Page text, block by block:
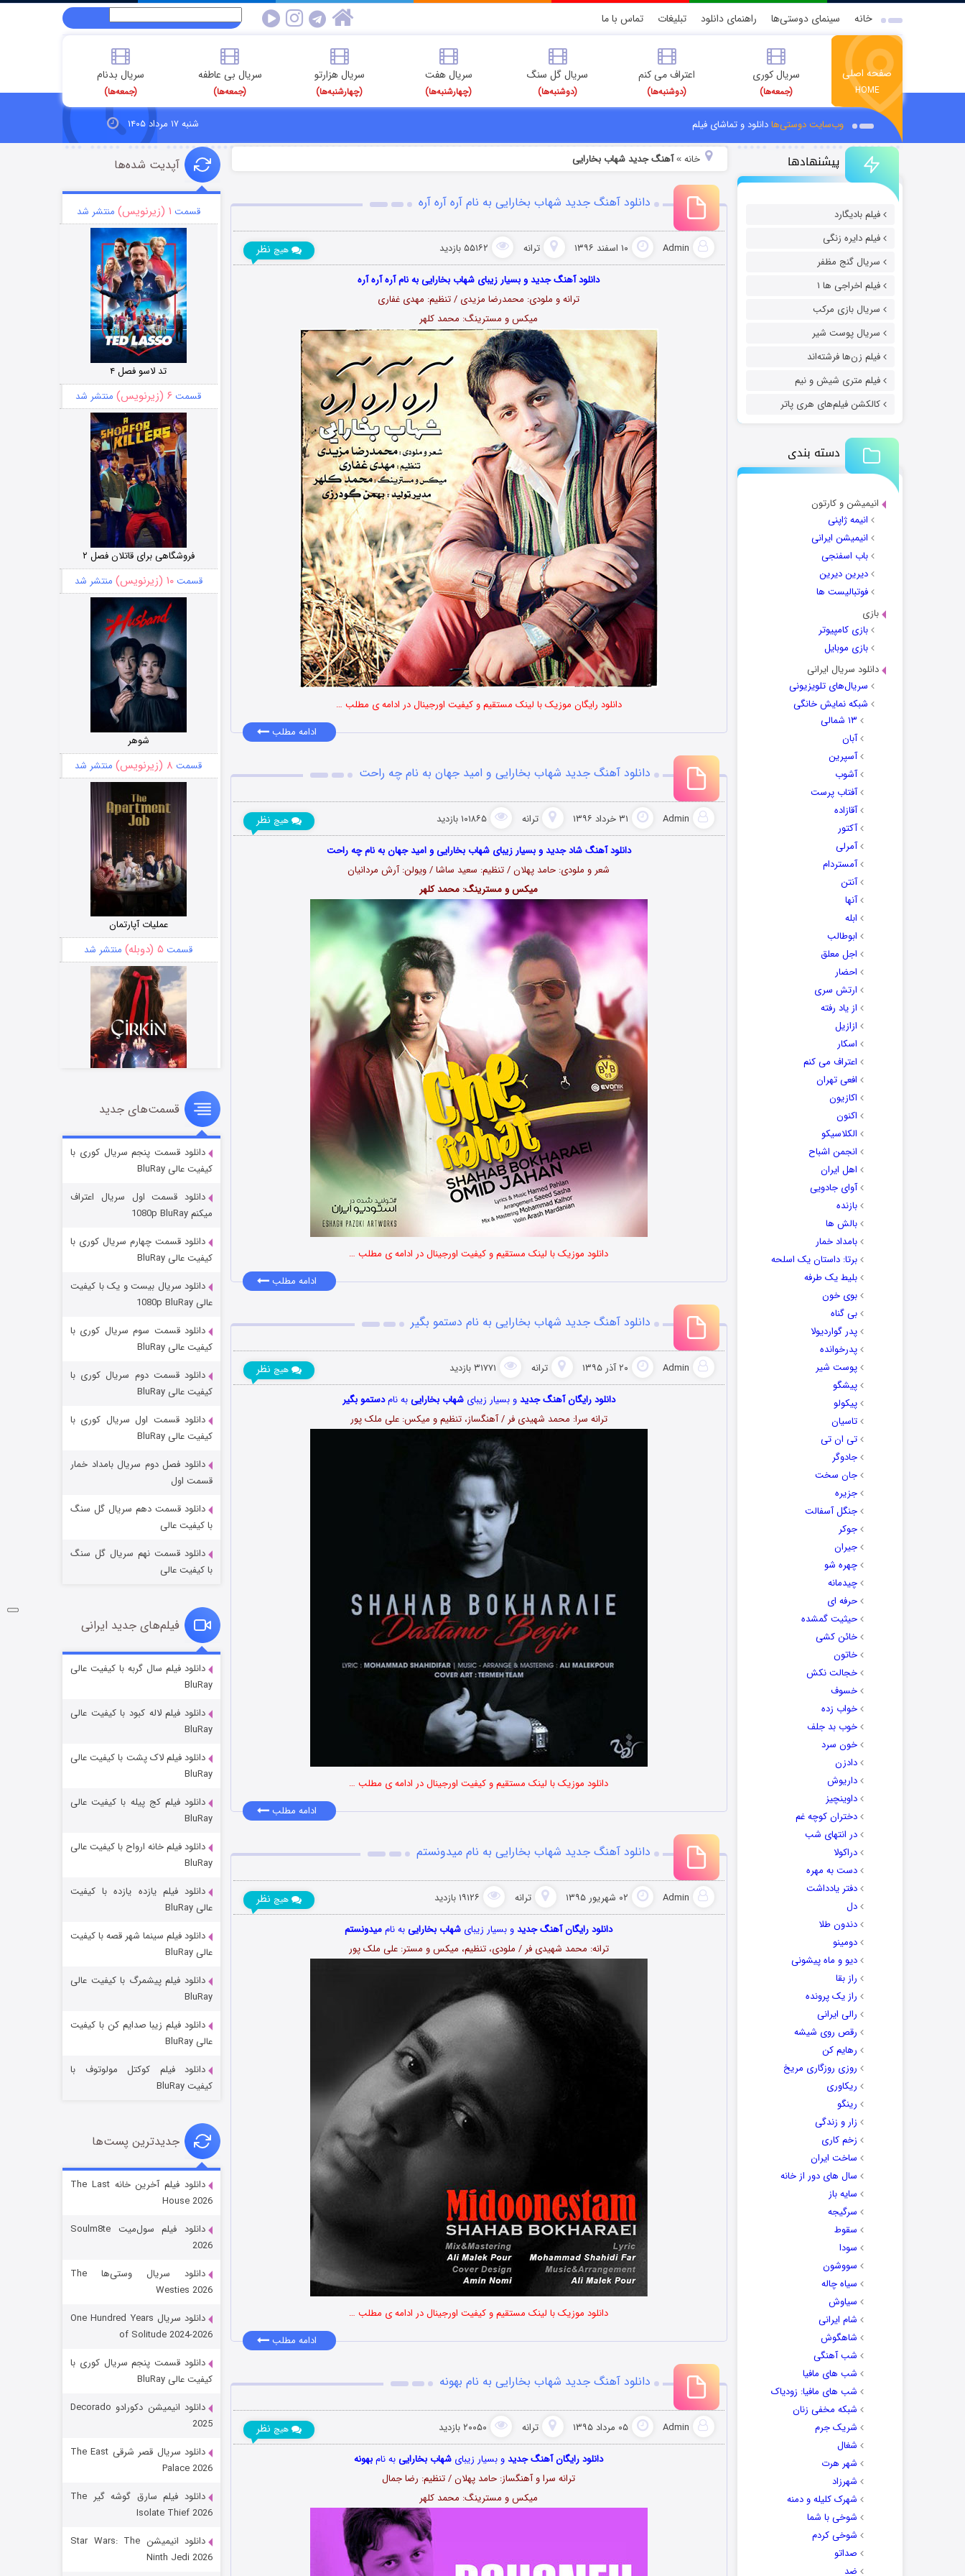
خانه سینمای دوستی‌ها راهنمای دانلود تبلیغات تماس با ما
صفحه اصلی
HOME
سریال کوری
(جمعه‌ها)
اعتراف می کنم
(دوشنبه‌ها)
سریال گل سنگ
(دوشنبه‌ها)
سریال هفت
(چهارشنبه‌ها)
سریال هزارتو
(چهارشنبه‌ها)
سریال بی عاطفه
(جمعه‌ها)
سریال بدنام
(جمعه‌ها)
وب‌سایت دوستی‌هادانلود و تماشای فیلم شنبه ۱۷ مرداد ۱۴۰۵
پیشنهادها
فیلم بادیگارد
فیلم دایره زنگی
سریال گنج مظفر
فیلم اخراجی ها ۱
سریال بازی مرکب
سریال پوست شیر
فیلم زن‌ها فرشته‌اند
فیلم متری شیش و نیم
کالکشن فیلم‌های هری پاتر
دسته بندی
انیمیشن و کارتون
انیمه ژاپنی
انیمیشن ایرانی
باب اسفنجی
دیرین دیرین
فوتبالیست ها
بازی
بازی کامپیوتر
بازی موبایل
دانلود سریال ایرانی
سریال‌های تلویزیونی
شبکه نمایش خانگی
۱۳ شمالی
آبان
آسپرین
آشوب
آفتاب پرست
آقازاده
آکتور
آمرلی
آمستردام
آنتن
آنها
ابله
ابوطالب
اجل معلق
احضار
ارتش سری
از یاد رفته
ازازیل
اسکار
اعتراف می کنم
افعی تهران
اکازیون
اکنون
الکلاسیکو
انجمن اشباح
اهل ایران
آوای جادویی
بازنده
بالش ها
بامداد خمار
برتا: داستان یک اسلحه
بلیط یک‌‌ طرفه
بوی خون
بی گناه
پدر گواردیولا
پدرخوانده
پوست شیر
پیشگو
پیکولو
تاسیان
تی ان تی
جادوگر
جان سخت
جزیره
جنگل آسفالت
جوکر
جیران
چهره شو
چیدمانه
حرفه ای
حیثیت گمشده
خائن کشی
خاتون
خجالت نکش
خسوف
خواب زده
خوب بد جلف
خون سرد
دادزن
داریوش
داوینچیز
دختران کوچه غم
در انتهای شب
دراکولا
دست به مهره
دفتر یادداشت
دل
دندون طلا
دومینو
دیو و ماه پیشونی
راز بقا
راز یک پرونده
رالی ایرانی
رقص روی شیشه
رهایم کن
روزی روزگاری مریخ
ریکاوری
رینگو
زار و زندگی
زخم کاری
ساخت ایران
سال های دور از خانه
سایه باز
سرگیجه
سقوط
سودا
سووشون
سیاه چاله
سیاوش
شام ایرانی
شاهگوش
شب آهنگی
شب های مافیا
شب های مافیا: زودیاک
شبکه مخفی زنان
شریک جرم
شغال
شهر هرت
شهرزاد
شهرک کلیله و دمنه
شوخی با شما
شوخی کردم
صداتو
ضد
خانه»آهنگ جدید شهاب بخارایی
دانلود آهنگ جدید شهاب بخارایی به نام آره آره آره
Admin ۱۰ اسفند ۱۳۹۶ ترانه ۵۵۱۶۲ بازدید هیچ نظر
دانلود آهنگ جدید و بسیار زیبای شهاب بخارایی به نام آره آره آره
ترانه و ملودی: محمدرضا مزیدی / تنظیم: مهدی غفاری
میکس و مسترینگ: محمد کلهر
دانلود رایگان موزیک با لینک مستقیم و کیفیت اورجینال در ادامه ی مطلب …
ادامه مطلب
دانلود آهنگ جدید شهاب بخارایی و امید جهان به نام چه راحت
Admin ۳۱ خرداد ۱۳۹۶ ترانه ۱۰۱۸۶۵ بازدید هیچ نظر
دانلود آهنگ شاد جدید و بسیار زیبای شهاب بخارایی و امید جهان به نام چه راحت
شعر و ملودی: حامد پهلان / تنظیم: سعید ساشا / ویولن: آرش مردانیان
میکس و مسترینگ: محمد کلهر
دانلود موزیک با لینک مستقیم و کیفیت اورجینال در ادامه ی مطلب …
ادامه مطلب
دانلود آهنگ جدید شهاب بخارایی به نام دستمو بگیر
Admin ۲۰ آذر ۱۳۹۵ ترانه ۳۱۷۷۱ بازدید هیچ نظر
دانلود رایگان آهنگ جدیدو بسیار زیبایشهاب بخاراییبه نامدستمو بگیر
ترانه سرا: محمد شهیدی فر / آهنگساز، تنظیم و میکس: علی ملک پور
دانلود موزیک با لینک مستقیم و کیفیت اورجینال در ادامه ی مطلب …
ادامه مطلب
دانلود آهنگ جدید شهاب بخارایی به نام میدونستم
Admin ۰۲ شهریور ۱۳۹۵ ترانه ۱۹۱۲۶ بازدید هیچ نظر
دانلود رایگان آهنگ جدیدو بسیار زیبای شهاب بخاراییبه ناممیدونستم
ترانه: محمد شهیدی فر / ملودی، تنظیم، میکس و مستر: علی ملک پور
دانلود موزیک با لینک مستقیم و کیفیت اورجینال در ادامه ی مطلب …
ادامه مطلب
دانلود آهنگ جدید شهاب بخارایی به نام بهونه
Admin ۰۵ مرداد ۱۳۹۵ ترانه ۲۰۰۵۰ بازدید هیچ نظر
دانلود رایگان آهنگ جدیدو بسیار زیبای شهاب بخاراییبه نامبهونه
ترانه سرا و آهنگساز: حامد پهلان / تنظیم: رضا جمال
میکس و مسترینگ: محمد کلهر
آپدیت شده‌ها
قسمت ۱ (زیرنویس) منتشر شد
تد لاسو فصل ۴
قسمت ۶ (زیرنویس) منتشر شد
فروشگاهی برای قاتلان فصل ۲
قسمت۱۰ (زیرنویس) منتشر شد
شوهر
قسمت ۸ (زیرنویس) منتشر شد
عملیات آپارتمان
قسمت ۵ (دوبله) منتشر شد
سریال زشت
قسمت۲ (زیرنویس) منتشر شد
مردگان متحرک: شهر مرده ۳
شکست استوارت در نجات جهان
قسمت ۷ (زیرنویس) منتشر شد
شوگر فصل ۲
قسمت
خاندان اژدها فصل ۳
جادوگری در مغولستان
قسمت
رویایی برای تو
قسمت
قسمت‌های جدید
دانلود قسمت پنجم سریال کوری با
کیفیت عالی BluRay
دانلود قسمت اول سریال اعتراف
میکنم 1080p BluRay
دانلود قسمت چهارم سریال کوری با
کیفیت عالی BluRay
دانلود سریال بیست و یک با کیفیت
عالی 1080p BluRay
دانلود قسمت سوم سریال کوری با
کیفیت عالی BluRay
دانلود قسمت دوم سریال کوری با
کیفیت عالی BluRay
دانلود قسمت اول سریال کوری با
کیفیت عالی BluRay
دانلود فصل دوم سریال بامداد خمار
قسمت اول
دانلود قسمت دهم سریال گل سنگ
با کیفیت عالی
دانلود قسمت نهم سریال گل سنگ
با کیفیت عالی
فیلم‌های جدید ایرانی
دانلود فیلم سال گربه با کیفیت عالی
BluRay
دانلود فیلم لاله کبود با کیفیت عالی
BluRay
دانلود فیلم لاک پشت با کیفیت عالی
BluRay
دانلود فیلم کج‌ پیله با کیفیت عالی
BluRay
دانلود فیلم خانه ارواح با کیفیت عالی
BluRay
دانلود فیلم یازده یازده با کیفیت
عالی BluRay
دانلود فیلم سینما شهر قصه با کیفیت
عالی BluRay
دانلود فیلم پیشمرگ با کیفیت عالی
BluRay
دانلود فیلم زیبا صدایم کن با کیفیت
عالی BluRay
دانلود فیلم کوکتل مولوتوف با
کیفیت BluRay
جدیدترین پست‌ها
دانلود فیلم آخرین خانه The Last
House 2026
دانلود فیلم سول‌میت Soulm8te
2026
دانلود سریال وستی‌ها The
Westies 2026
دانلود سریال One Hundred Years
of Solitude 2024-2026
دانلود قسمت پنجم سریال کوری با
کیفیت عالی BluRay
دانلود انیمیشن دکورادو Decorado
2025
دانلود سریال قصر شرقی The East
Palace 2026
دانلود فیلم سارق گوشه گیر The
Isolate Thief 2026
دانلود انیمیشن Star Wars: The
Ninth Jedi 2026